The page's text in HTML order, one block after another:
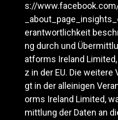
s://
erantwortlichkeit
ng durch und
atforms Ireland
z in der EU. Die weitere
gt in der alleinigen
orms Ireland Limited,
mittlung der Daten an